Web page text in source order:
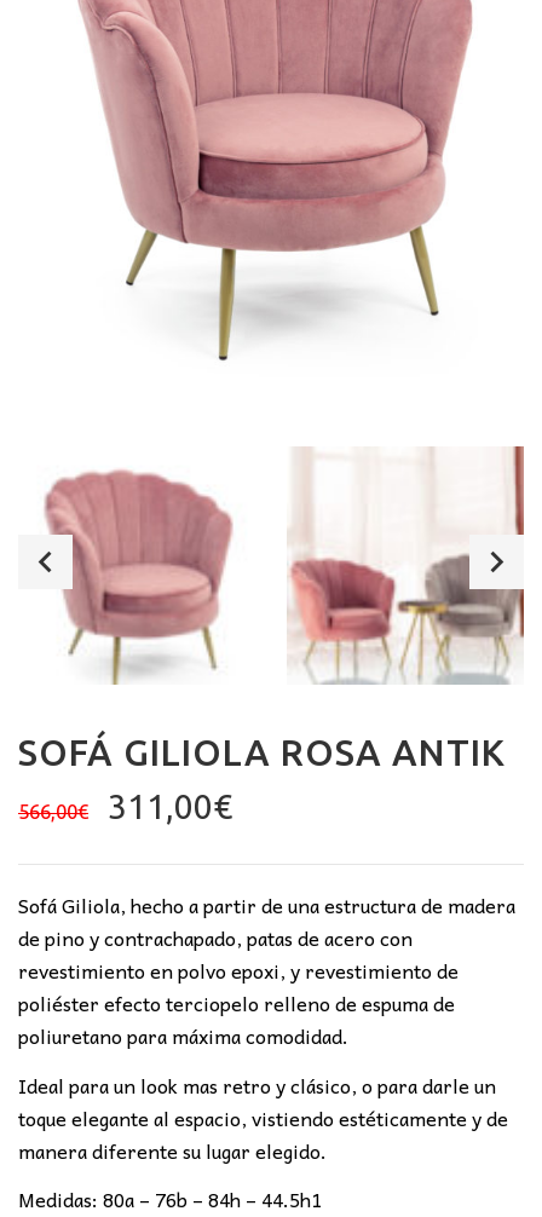
SOFÁ GILIOLA ROSA ANTIK
566,00€
El
original
era:
566,00€.
311,00€El
actual
es:
311,00€.
Sofá Giliola, hecho a partir de una estructura de madera
de pino y contrachapado, patas de acero con
revestimiento en polvo epoxi, y revestimiento de
poliéster efecto terciopelo relleno de espuma de
poliuretano para máxima comodidad.
Ideal para un look mas retro y clásico, o para darle un
toque elegante al espacio, vistiendo estéticamente y de
manera diferente su lugar elegido.
Medidas: 80a – 76b – 84h – 44.5h1